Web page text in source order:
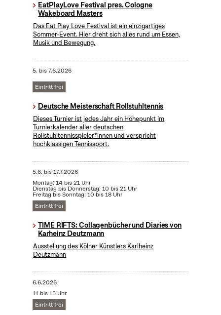
EatPlayLove Festival pres. Cologne
Wakeboard Masters
Das Eat Play Love Festival ist ein einzigartiges
Sommer-Event. Hier dreht sich alles rund um Essen,
Musik und Bewegung.
5. bis7.6.2026
Eintritt frei
Deutsche Meisterschaft Rollstuhltennis
Dieses Turnier ist jedes Jahr ein Höhepunkt im
Turnierkalender aller deutschen
Rollstuhltennisspieler*innen und verspricht
hochklassigen Tennissport.
5.6. bis17.7.2026
Montag: 14 bis 21 Uhr
Dienstag bis Donnerstag: 10 bis 21 Uhr
Freitag bis Sonntag: 10 bis 18 Uhr
Eintritt frei
TIME RIFTS: Collagenbücher und Diaries von
Karheinz Deutzmann
Ausstellung des Kölner Künstlers Karlheinz
Deutzmann
6.6.2026
11 bis 13 Uhr
Eintritt frei